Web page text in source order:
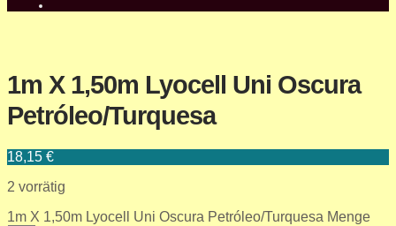
1m X 1,50m Lyocell Uni Oscura
Petróleo/Turquesa
18,15 €
2 vorrätig
1m X 1,50m Lyocell Uni Oscura Petróleo/Turquesa Menge